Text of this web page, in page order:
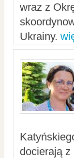
wraz z
Ukrainy.
docierają